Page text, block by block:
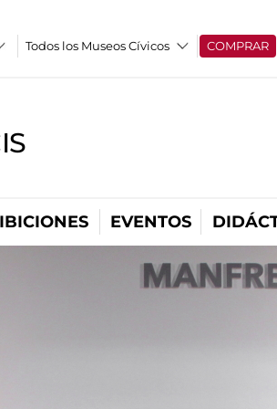
Todos los Museos Cívicos COMPRAR
EVENTOS